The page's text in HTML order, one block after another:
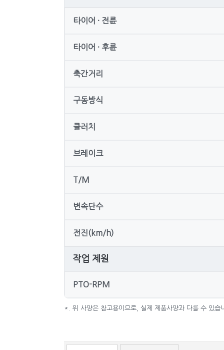
타이어 · 전륜
타이어 · 후륜
축간거리
구동방식
클러치
브레이크
T/M
변속단수
전진(km/h)
작업 제원
PTO-RPM
*. 위 사양은 참고용이므로, 실제 제품사양과 다를 수 있습